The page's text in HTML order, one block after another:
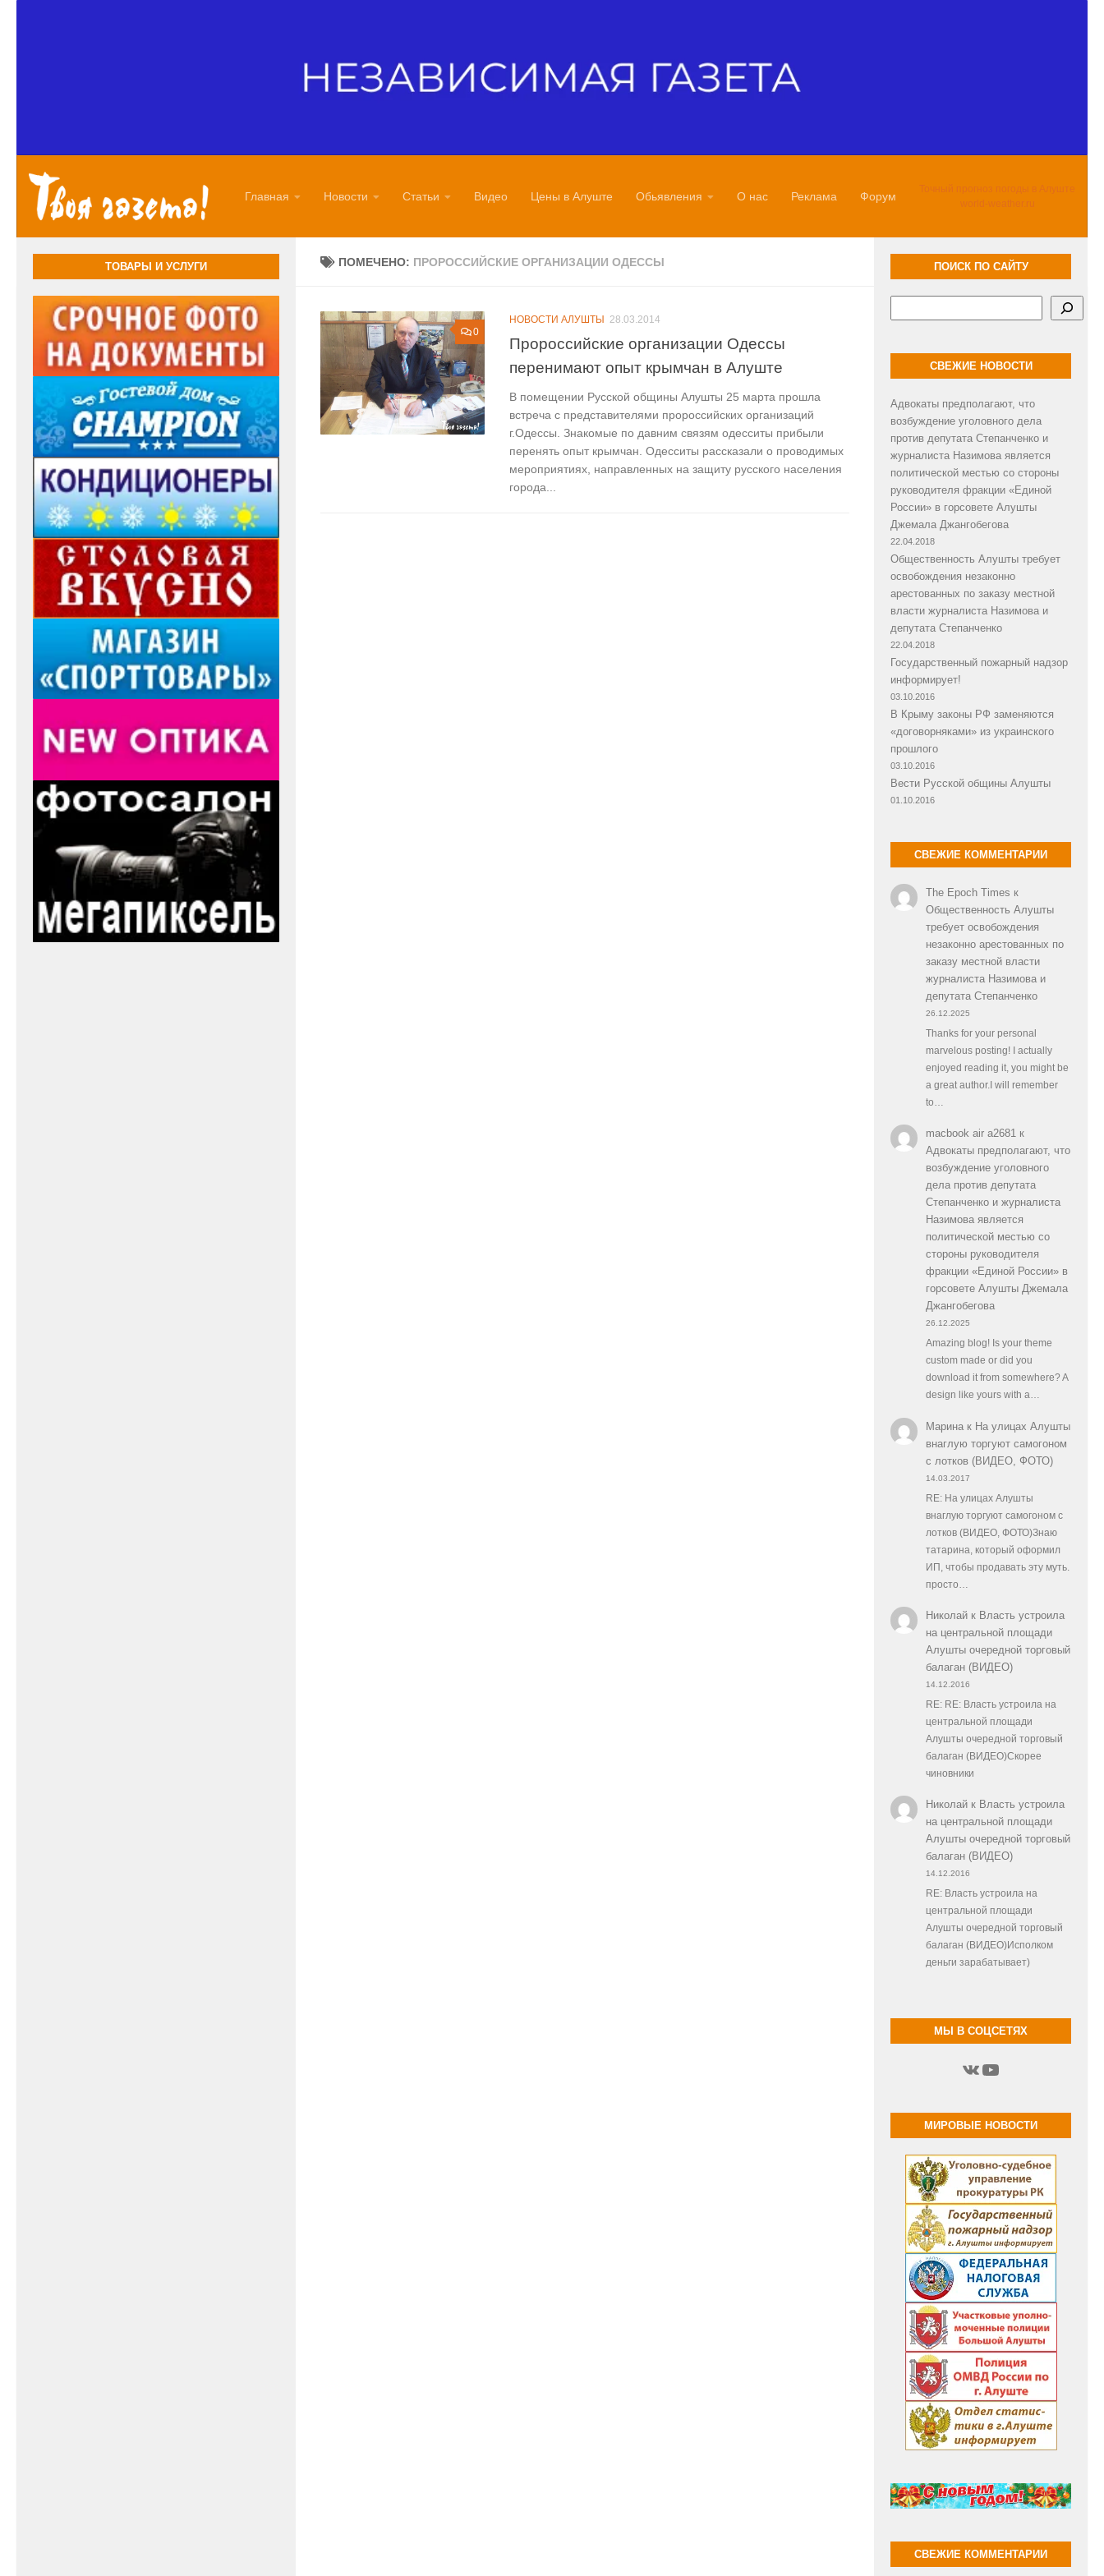
Главная Новости Статьи Видео Цены в Алуште Обьявления О нас Реклама Форум
Точный прогноз погоды в Алуште
world-weather.ru
ПОМЕЧЕНО: ПРОРОССИЙСКИЕ ОРГАНИЗАЦИИ ОДЕССЫ
0
НОВОСТИ АЛУШТЫ 28.03.2014
Пророссийские организации Одессы
перенимают опыт крымчан в Алуште
В помещении Русской общины Алушты 25 марта прошла
встреча с представителями пророссийских организаций
г.Одессы. Знакомые по давним связям одесситы прибыли
перенять опыт крымчан. Одесситы рассказали о проводимых
мероприятиях, направленных на защиту русского населения
города...
ТОВАРЫ И УСЛУГИ ПОИСК ПО САЙТУ
СВЕЖИЕ НОВОСТИ
Адвокаты предполагают, что
возбуждение уголовного дела
против депутата Степанченко и
журналиста Назимова является
политической местью со стороны
руководителя фракции «Единой
России» в горсовете Алушты
Джемала Джангобегова
22.04.2018
Общественность Алушты требует
освобождения незаконно
арестованных по заказу местной
власти журналиста Назимова и
депутата Степанченко
22.04.2018
Государственный пожарный надзор
информирует!
03.10.2016
В Крыму законы РФ заменяются
«договорняками» из украинского
прошлого
03.10.2016
Вести Русской общины Алушты
01.10.2016
СВЕЖИЕ КОММЕНТАРИИ
The Epoch Times к
Общественность Алушты
требует освобождения
незаконно арестованных по
заказу местной власти
журналиста Назимова и
депутата Степанченко
26.12.2025
Thanks for your personal
marvelous posting! I actually
enjoyed reading it, you might be
a great author.I will remember
to…
macbook air a2681к
Адвокаты предполагают, что
возбуждение уголовного
дела против депутата
Степанченко и журналиста
Назимова является
политической местью со
стороны руководителя
фракции «Единой России» в
горсовете Алушты Джемала
Джангобегова
26.12.2025
Amazing blog! Is your theme
custom made or did you
download it from somewhere? A
design like yours with a…
Маринак На улицах Алушты
внаглую торгуют самогоном
с лотков (ВИДЕО, ФОТО)
14.03.2017
RE: На улицах Алушты
внаглую торгуют самогоном с
лотков (ВИДЕО, ФОТО)Знаю
татарина, который оформил
ИП, чтобы продавать эту муть.
просто…
Николайк Власть устроила
на центральной площади
Алушты очередной торговый
балаган (ВИДЕО)
14.12.2016
RE: RE: Власть устроила на
центральной площади
Алушты очередной торговый
балаган (ВИДЕО)Скорее
чиновники
Николайк Власть устроила
на центральной площади
Алушты очередной торговый
балаган (ВИДЕО)
14.12.2016
RE: Власть устроила на
центральной площади
Алушты очередной торговый
балаган (ВИДЕО)Исполком
деньги зарабатывает)
МЫ В СОЦСЕТЯХ
ВКонтакте
YouTube
МИРОВЫЕ НОВОСТИ
СВЕЖИЕ КОММЕНТАРИИ